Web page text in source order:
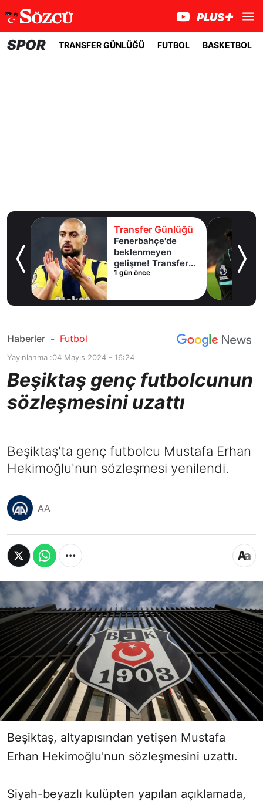
SPOR TRANSFER GÜNLÜĞÜ FUTBOL BASKETBOL
Transfer Günlüğü
Fenerbahçe'de
beklenmeyen
gelişme! Transfer
iptal oldu
1 gün önce
Haberler - Futbol
Yayınlanma :04 Mayıs 2024 - 16:24
Beşiktaş genç futbolcunun
sözleşmesini uzattı
Beşiktaş'ta genç futbolcu Mustafa Erhan
Hekimoğlu'nun sözleşmesi yenilendi.
AA
Beşiktaş, altyapısından yetişen Mustafa
Erhan Hekimoğlu'nun sözleşmesini uzattı.
Siyah-beyazlı kulüpten yapılan açıklamada,